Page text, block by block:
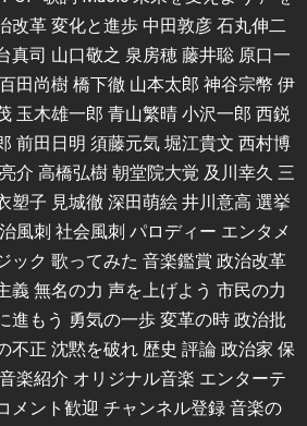
改革 変化と進歩 中田敦彦 石丸伸二
真司 山口敬之 泉房穂 藤井聡 原口一
田尚樹 橋下徹 山本太郎 神谷宗幣 伊
玉木雄一郎 青山繁晴 小沢一郎 西鋭
前田日明 須藤元気 堀江貴文 西村博
介 高橋弘樹 朝堂院大覚 及川幸久 三
塑子 見城徹 深田萌絵 井川意高 選挙
風刺 社会風刺 パロディー エンタメ
ック 歌ってみた 音楽鑑賞 政治改革
義 無名の力 声を上げよう 市民の力
進もう 勇気の一歩 変革の時 政治批
不正 沈黙を破れ 歴史 評論 政治家 保
楽紹介 オリジナル音楽 エンターテ
メント歓迎 チャンネル登録 音楽の